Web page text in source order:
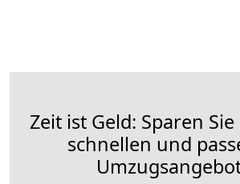
Zeit ist Geld: Sparen
schnellen und